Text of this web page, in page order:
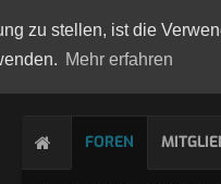
zu stellen, ist die
Mehr erfahren
FOREN